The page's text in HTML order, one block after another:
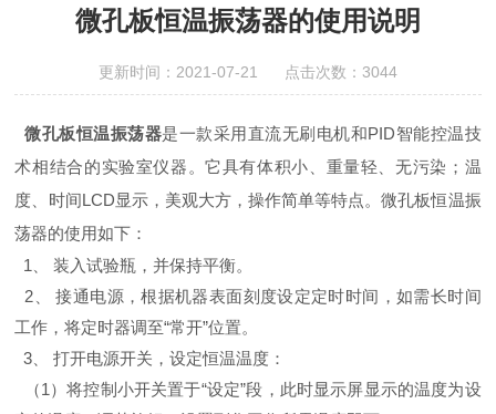
微孔板恒温振荡器的使用说明
更新时间：2021-07-21 点击次数：3044
微孔板恒温振荡器是一款采用直流无刷电机和PID智能控温技
术相结合的实验室仪器。它具有体积小、重量轻、无污染；温
度、时间LCD显示，美观大方，操作简单等特点。微孔板恒温振
荡器的使用如下：
1、 装入试验瓶，并保持平衡。
2、 接通电源，根据机器表面刻度设定定时时间，如需长时间
工作，将定时器调至“常开”位置。
3、 打开电源开关，设定恒温温度：
（1）将控制小开关置于“设定”段，此时显示屏显示的温度为设